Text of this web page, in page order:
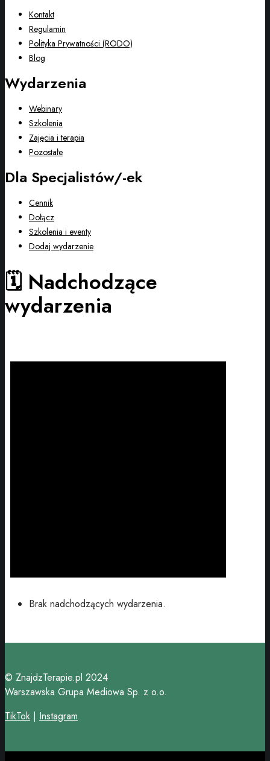
Kontakt
Regulamin
Polityka Prywatności (RODO)
Blog
Wydarzenia
Webinary
Szkolenia
Zajęcia i terapia
Pozostałe
Dla Specjalistów/-ek
Cennik
Dołącz
Szkolenia i eventy
Dodaj wydarzenie
🗓️ Nadchodzące
wydarzenia
Brak nadchodzących wydarzenia.
© ZnajdzTerapie.pl 2024
Warszawska Grupa Mediowa Sp. z o.o.
TikTok | Instagram